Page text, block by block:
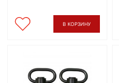
В КОРЗИНУ